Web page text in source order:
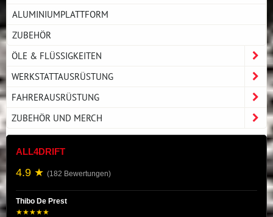
ALUMINIUMPLATTFORM
ZUBEHÖR
ÖLE & FLÜSSIGKEITEN
WERKSTATTAUSRÜSTUNG
FAHRERAUSRÜSTUNG
ZUBEHÖR UND MERCH
ALL4DRIFT
4.9 ★ (182 Bewertungen)
Thibo De Prest
★★★★★